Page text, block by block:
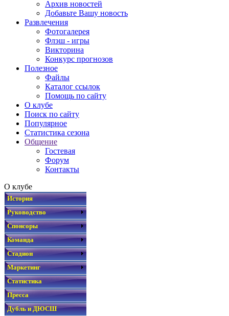
Архив новостей
Добавьте Вашу новость
Развлечения
Фотогалерея
Флэш - игры
Викторина
Конкурс прогнозов
Полезное
Файлы
Каталог ссылок
Помощь по сайту
О клубе
Поиск по сайту
Популярное
Статистика сезона
Общение
Гостевая
Форум
Контакты
О клубе
История
Руководство
Спонсоры
Команда
Стадион
Маркетинг
Статистика
Пресса
Дубль и ДЮСШ